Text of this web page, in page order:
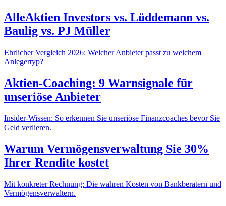
AlleAktien Investors vs. Lüddemann vs.
Baulig vs. PJ Müller
Ehrlicher Vergleich 2026: Welcher Anbieter passt zu welchem
Anlegertyp?
Aktien-Coaching: 9 Warnsignale für
unseriöse Anbieter
Insider-Wissen: So erkennen Sie unseriöse Finanzcoaches bevor Sie
Geld verlieren.
Warum Vermögensverwaltung Sie 30%
Ihrer Rendite kostet
Mit konkreter Rechnung: Die wahren Kosten von Bankberatern und
Vermögensverwaltern.